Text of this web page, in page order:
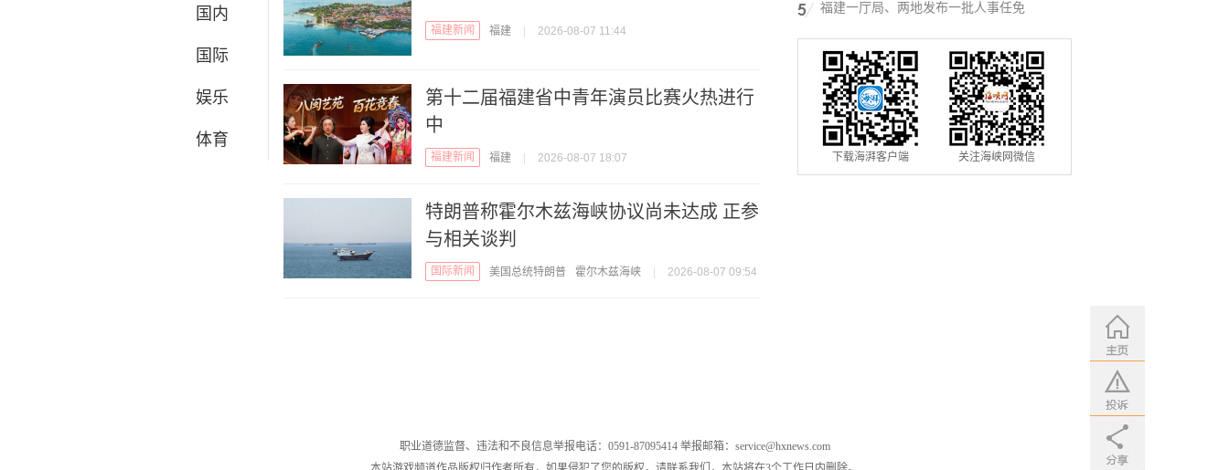
国内
国际
娱乐
体育
福建新闻 福建 2026-08-07 11:44
第十二届福建省中青年演员比赛火热进行
中
福建新闻 福建 2026-08-07 18:07
特朗普称霍尔木兹海峡协议尚未达成 正参
与相关谈判
国际新闻 美国总统特朗普 霍尔木兹海峡 2026-08-07 09:54
福建一厅局、两地发布一批人事任免
下载海湃客户端 关注海峡网微信
职业道德监督、违法和不良信息举报电话：0591-87095414 举报邮箱：service@hxnews.com